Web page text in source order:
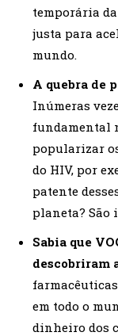
temporária
justa para
mundo.
A quebra de
Inúmeras
fundamental
popularizar
do HIV, por
patente
planeta? São
Sabia que
descobriram
em todo o
dinheiro dos